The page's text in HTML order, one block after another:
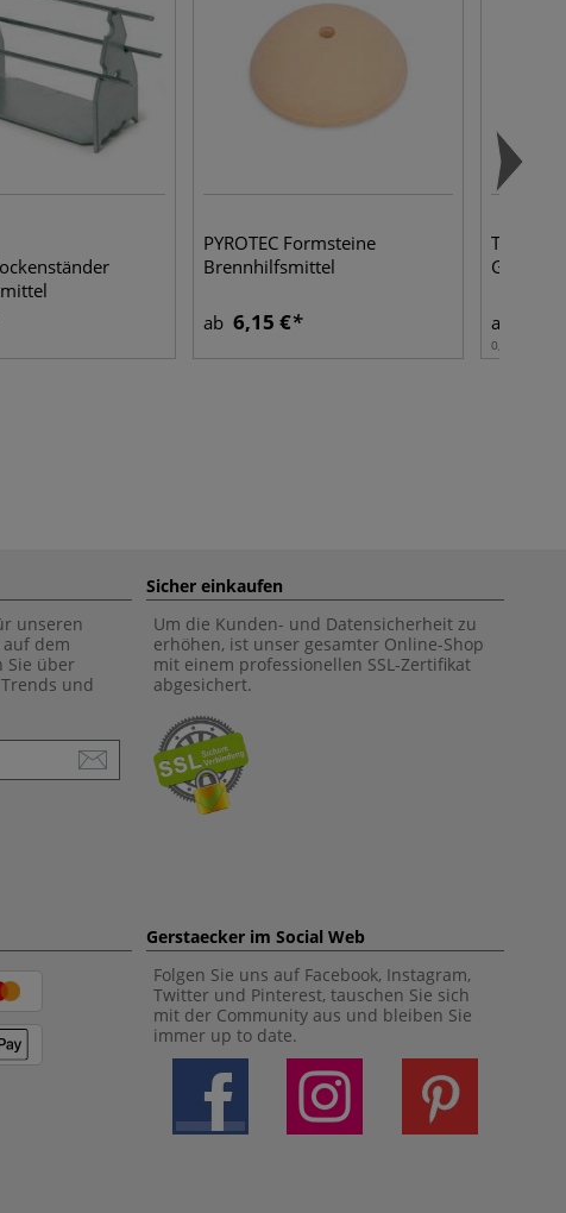
PYROTEC Formsteine
Brennhilfsmittel
ab 6,15 €
TERRA-
Glasuren
ab
0,50 l | 1 l:
unseren
dem
Sie über
und
Sicher einkaufen
Um die Kunden- und Datensicherheit zu
erhöhen, ist unser gesamter Online-Shop
mit einem professionellen SSL-Zertifikat
abgesichert.
Gerstaecker im Social Web
Folgen Sie uns auf Facebook, Instagram,
Twitter und Pinterest, tauschen Sie sich
mit der Community aus und bleiben Sie
immer up to date.